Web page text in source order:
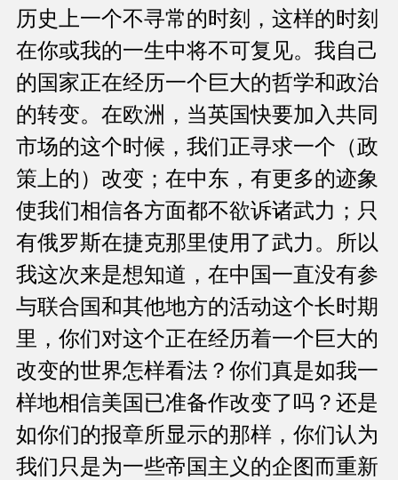
历史上一个不寻常的时刻，这样的时刻
在你或我的一生中将不可复见。我自己
的国家正在经历一个巨大的哲学和政治
的转变。在欧洲，当英国快要加入共同
市场的这个时候，我们正寻求一个（政
策上的）改变；在中东，有更多的迹象
使我们相信各方面都不欲诉诸武力；只
有俄罗斯在捷克那里使用了武力。所以
我这次来是想知道，在中国一直没有参
与联合国和其他地方的活动这个长时期
里，你们对这个正在经历着一个巨大的
改变的世界怎样看法？你们真是如我一
样地相信美国已准备作改变了吗？还是
如你们的报章所显示的那样，你们认为
我们只是为一些帝国主义的企图而重新